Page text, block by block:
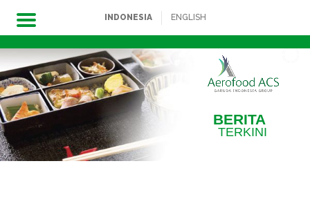
Skip
to
content
BERITA
TERKINI
INDONESIA ENGLISH